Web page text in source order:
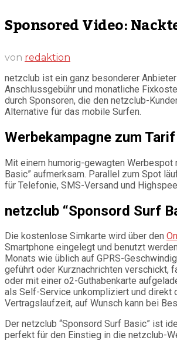
Sponsored Video:
von redaktion
netzclub ist ein ganz besonderer
Anschlussgebühr und monatliche
durch Sponsoren, die den netzclub-
Alternative für das mobile Surfen.
Werbekampagne zum Tarif
Mit einem humorig-gewagten Werbespot
Basic” aufmerksam. Parallel zum Spot
für Telefonie, SMS-Versand und
netzclub “Sponsord Surf
Die kostenlose Simkarte wird über den
Smartphone eingelegt und benutzt
Monats wie üblich auf GPRS-
geführt oder Kurznachrichten verschickt,
oder mit einer o2-Guthabenkarte
als Self-Service unkompliziert und direkt
Vertragslaufzeit, auf Wunsch kann bei
Der netzclub “Sponsord Surf Basic” ist
perfekt für den Einstieg in die netzclub-